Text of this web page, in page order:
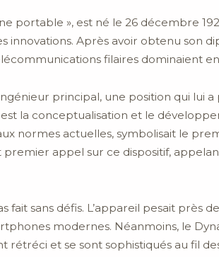
», est né le 26 décembre
Après avoir obtenu son
filaires dominaient
principal, une position qui lui
la conceptualisation et le
normes actuelles, symbolisait le
appel sur ce dispositif,
sans défis. L’appareil pesait près
modernes. Néanmoins, le
et se sont sophistiqués au fil